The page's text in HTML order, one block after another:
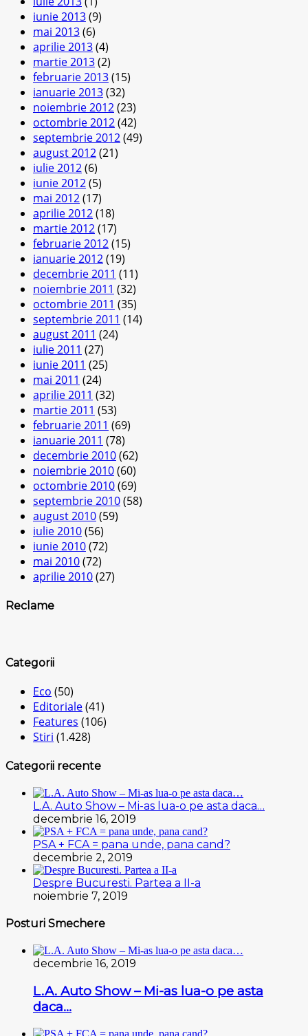
iunie 2013(9)
mai 2013(6)
aprilie 2013(4)
martie 2013(2)
februarie 2013(15)
ianuarie 2013(32)
noiembrie 2012(23)
octombrie 2012(42)
septembrie 2012(49)
august 2012(21)
iulie 2012(6)
iunie 2012(5)
mai 2012(17)
aprilie 2012(18)
martie 2012(17)
februarie 2012(15)
ianuarie 2012(19)
decembrie 2011 (11)
noiembrie 2011 (32)
octombrie 2011 (35)
septembrie 2011 (14)
august 2011 (24)
iulie 2011 (27)
iunie 2011 (25)
mai 2011 (24)
aprilie 2011 (32)
martie 2011 (53)
februarie 2011 (69)
ianuarie 2011 (78)
decembrie 2010(62)
noiembrie 2010(60)
octombrie 2010(69)
septembrie 2010(58)
august 2010(59)
iulie 2010(56)
iunie 2010(72)
mai 2010(72)
aprilie 2010(27)
Reclame
Categorii
Eco (50)
Editoriale(41)
Features (106)
Stiri (1.428)
Categorii recente
L.A. Auto Show – Mi-as lua-o pe asta daca…
decembrie 16, 2019
PSA + FCA = pana unde, pana cand?
decembrie 2, 2019
Despre Bucuresti. Partea a II-a
noiembrie 7, 2019
Posturi Smechere
decembrie 16, 2019
L.A. Auto Show – Mi-as lua-o pe asta
daca…